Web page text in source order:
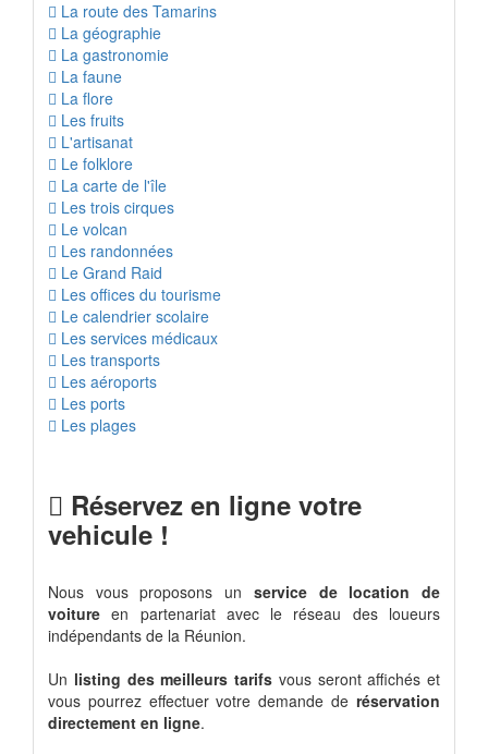
La route des Tamarins
La géographie
La gastronomie
La faune
La flore
Les fruits
L'artisanat
Le folklore
La carte de l'île
Les trois cirques
Le volcan
Les randonnées
Le Grand Raid
Les offices du tourisme
Le calendrier scolaire
Les services médicaux
Les transports
Les aéroports
Les ports
Les plages
Réservez en ligne votre
vehicule !
Nous vous proposons un service de location de
voiture en partenariat avec le réseau des loueurs
indépendants de la Réunion.
Un listing des meilleurs tarifs vous seront affichés et
vous pourrez effectuer votre demande de réservation
directement en ligne.